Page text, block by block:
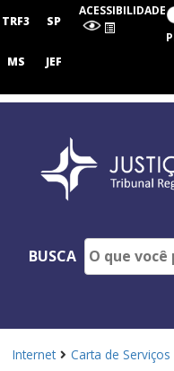
Regional
3ª
TRF3 SP
MS JEF
ACESSIBILIDADE
BUSCA
Internet Carta de Serviços